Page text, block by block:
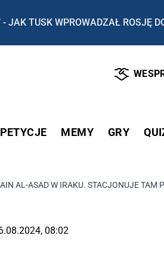
JAK TUSK WPROWADZAŁ ROSJĘ
PETYCJE MEMY GRY
AL-ASAD W IRAKU. STACJONUJE TAM
08:02